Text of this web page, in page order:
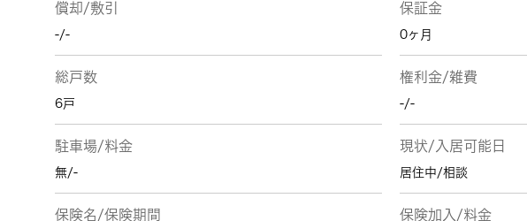
償却/敷引
-/-
保証金
0ヶ月
総戸数
6戸
権利金/雑費
-/-
駐車場/料金
無/-
現状/入居可能日
居住中/相談
保険名/保険期間 保険加入/料金